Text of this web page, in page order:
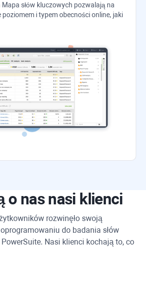
słów kluczowych pozwalają na
i typem obecności online, jaki
o nas nasi klienci
rozwinęło swoją
do badania słów
PowerSuite. Nasi klienci kochają to, co